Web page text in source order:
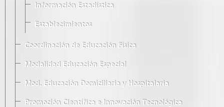
Información Estadística
Establecimientos
Coordinación de Educación Física
Modalidad Educación Especial
Mod. Educación Domiciliaria y Hospitalaria
Promoción Científica e Innovación Tecnológica